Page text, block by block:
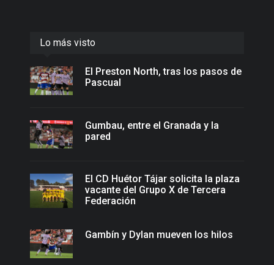
Lo más visto
El Preston North, tras los pasos de
Pascual
Gumbau, entre el Granada y la
pared
El CD Huétor Tájar solicita la plaza
vacante del Grupo X de Tercera
Federación
Gambín y Dylan mueven los hilos